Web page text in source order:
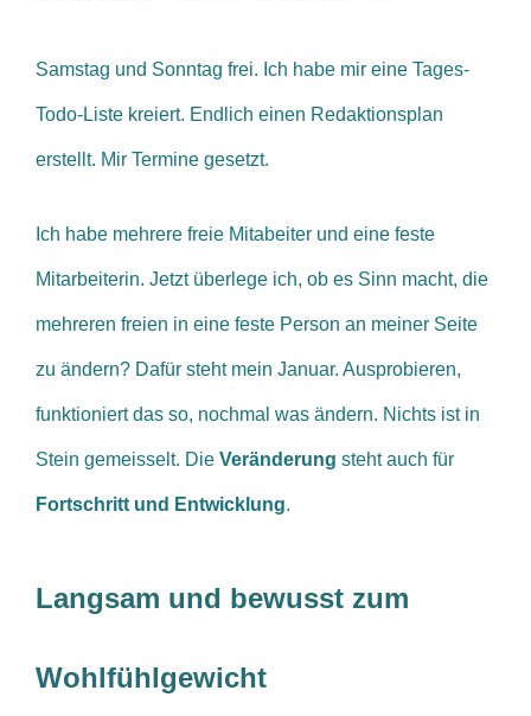
Samstag und Sonntag frei. Ich habe mir eine Tages-
Todo-Liste kreiert. Endlich einen Redaktionsplan
erstellt. Mir Termine gesetzt.
Ich habe mehrere freie Mitabeiter und eine feste
Mitarbeiterin. Jetzt überlege ich, ob es Sinn macht, die
mehreren freien in eine feste Person an meiner Seite
zu ändern? Dafür steht mein Januar. Ausprobieren,
funktioniert das so, nochmal was ändern. Nichts ist in
Stein gemeisselt. Die Veränderung steht auch für
Fortschritt und Entwicklung.
Langsam und bewusst zum
Wohlfühlgewicht